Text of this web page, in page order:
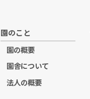
園のこと
園の概要
園舎について
法人の概要